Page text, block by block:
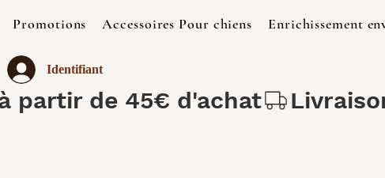
Promotions Accessoires Pour chiens Enrichissement
Identifiant
partir de 45€ d'achat